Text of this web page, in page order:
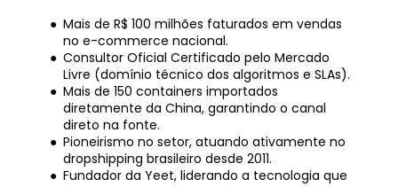
Mais de R$ 100 milhões faturados em vendas
no e-commerce nacional.
Consultor Oficial Certificado pelo Mercado
Livre (domínio técnico dos algoritmos e SLAs).
Mais de 150 containers importados
diretamente da China, garantindo o canal
direto na fonte.
Pioneirismo no setor, atuando ativamente no
dropshipping brasileiro desde 2011.
Fundador da Yeet, liderando a tecnologia que